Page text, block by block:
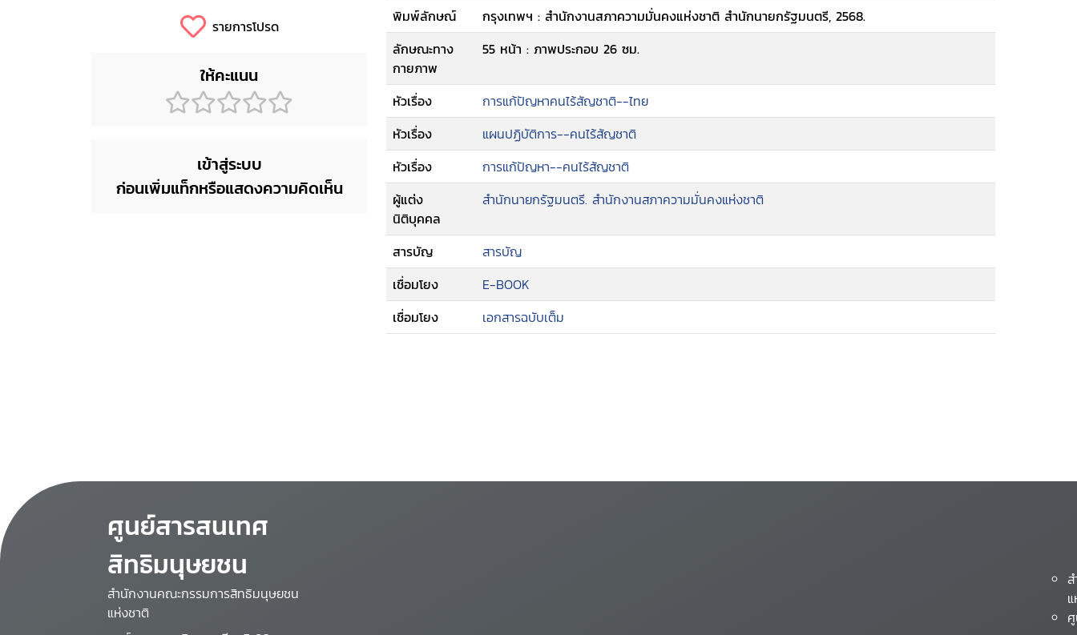
รายการโปรด
ให้คะแนน
เข้าสู่ระบบ
ก่อนเพิ่มแท็กหรือแสดงความคิดเห็น
พิมพ์ลักษณ์
กรุงเทพฯ : สำนักงานสภาความมั่นคงแห่งชาติ สำนักนายกรัฐมนตรี, 2568.
ลักษณะทาง
กายภาพ
55 หน้า : ภาพประกอบ 26 ซม.
หัวเรื่อง
การแก้ปัญหาคนไร้สัญชาติ--ไทย
หัวเรื่อง
แผนปฏิบัติการ--คนไร้สัญชาติ
หัวเรื่อง
การแก้ปัญหา--คนไร้สัญชาติ
ผู้แต่ง
นิติบุคคล
สำนักนายกรัฐมนตรี. สำนักงานสภาความมั่นคงแห่งชาติ
สารบัญ
สารบัญ
เชื่อมโยง
E-BOOK
เชื่อมโยง
เอกสารฉบับเต็ม
ศูนย์สารสนเทศ
สิทธิมนุษยชน
สำนักงานคณะกรรมการสิทธิมนุษยชน
แห่งชาติ